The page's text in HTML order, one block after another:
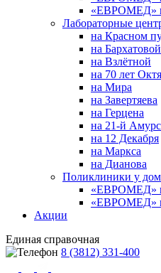
«ЕВРОМЕД»
Лабораторные
на Красном
на Бархатовой
на Взлётной
на 70 лет
на Мира
на Завертяева
на Герцена
на 21-й
на 12 Декабря
на Маркса
на Дианова
Поликлиники у
«ЕВРОМЕД»
«ЕВРОМЕД»
Акции
Единая справочная
8 (3812) 331-400